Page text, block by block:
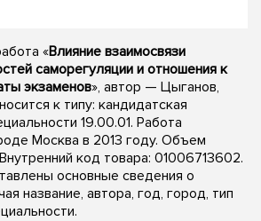
«Влияние взаимосвязи
саморегуляции и отношения к
экзаменов», автор — Цыганов,
к типу: кандидатская
19.00.01. Работа
Москва в 2013 году. Объем
код товара: 01006713602.
основные сведения о
название, автора, год, город, тип